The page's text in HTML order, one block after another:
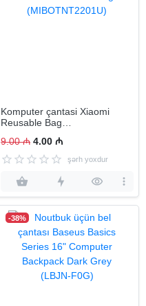
Komputer çantasi Xiaomi
Reusable Bag
9.00 ₼ 4.00 ₼
şərh yoxdur
-38%